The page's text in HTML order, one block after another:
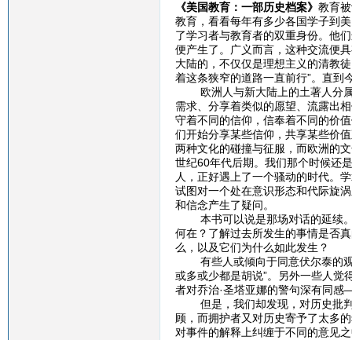
《美国教育：一部历史档案》 教育
教育，看看每年有多少各国学子到
了学习者与教育者的双重身份。他
便产生了。广义而言，这种交流便
大陆的，不仅仅是理想主义的清教
着这条狭窄的道路一直前行”。直到
欧洲人与新大陆上的土著人分属
需求、分享着类似的愿望、流露出
守着不同的信仰，信奉着不同的价
们开始分享某些信仰，共享某些价
两种文化的碰撞与征服，而欧洲的
世纪60年代后期。我们那个时候还
人，正好遇上了一个骚动的时代。
试图对一个处在意识形态和代际旋
和信念产生了疑问。
本书可以说是那场对话的延续。
何在？了解过去所发生的事情是否
么，以及它们为什么如此发生？
有些人或倾向于同意伏尔泰的观
或多或少都是胡说”。另外一些人
者对乔治·圣塔亚娜的警句深有同
但是，我们却发现，对历史批判
顾，而拥护者又对历史寄予了太多
对事件的解释上纠缠于不同的意见